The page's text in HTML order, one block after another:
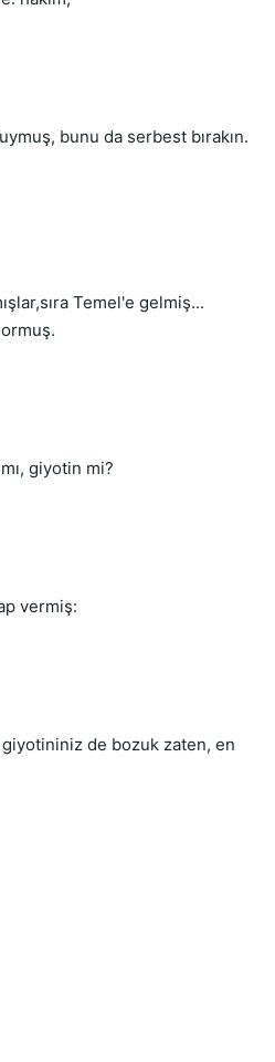
bunu da serbest bırakın.
Temel'e gelmiş...
giyotin mi?
vermiş:
giyotininiz de bozuk zaten, en